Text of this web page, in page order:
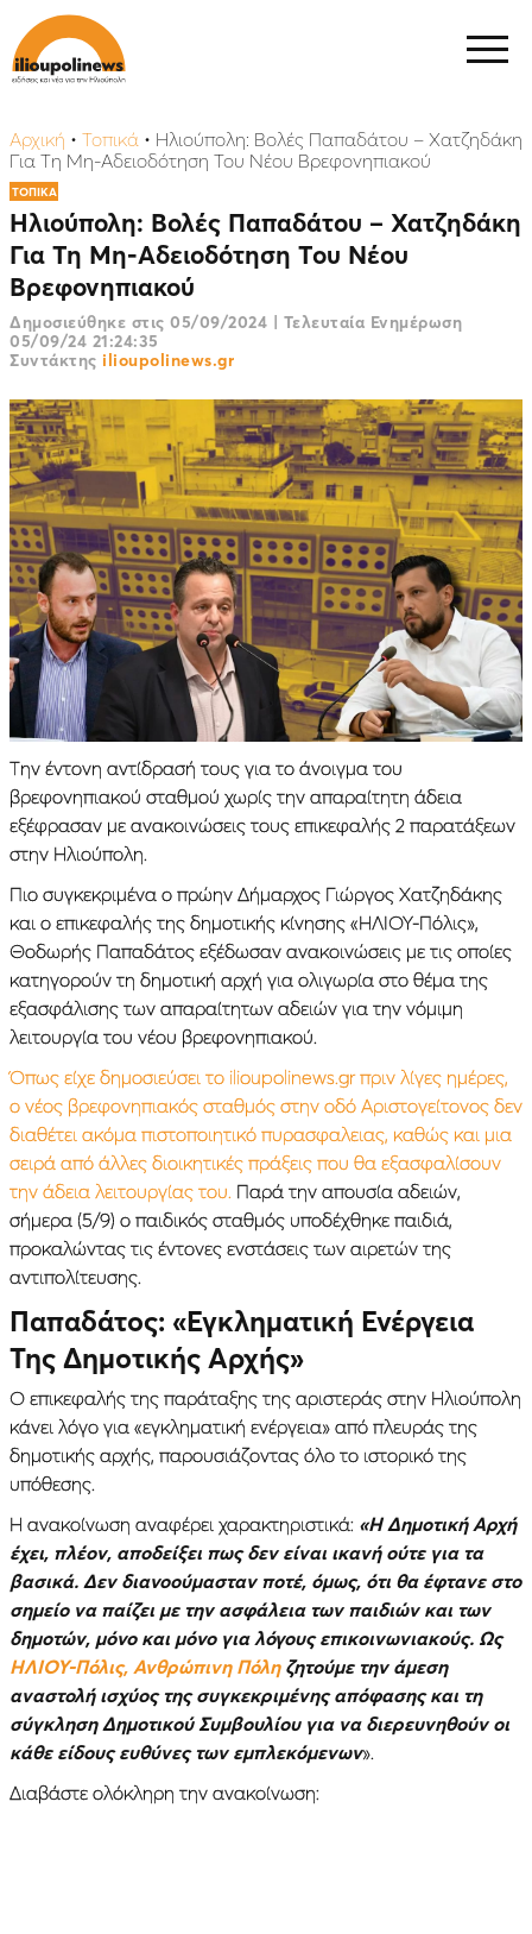
Αρχική • Τοπικά • Ηλιούπολη: Βολές Παπαδάτου – Χατζηδάκη
Για Τη Μη-Αδειοδότηση Του Νέου Βρεφονηπιακού
ΤΟΠΙΚΑ
Ηλιούπολη: Βολές Παπαδάτου – Χατζηδάκη
Για Τη Μη-Αδειοδότηση Του Νέου
Βρεφονηπιακού
Δημοσιεύθηκε στις 05/09/2024 | Τελευταία Ενημέρωση
05/09/24 21:24:35
Συντάκτης ilioupolinews.gr
Την έντονη αντίδρασή τους για το άνοιγμα του
βρεφονηπιακού σταθμού χωρίς την απαραίτητη άδεια
εξέφρασαν με ανακοινώσεις τους επικεφαλής 2 παρατάξεων
στην Ηλιούπολη.
Πιο συγκεκριμένα ο πρώην Δήμαρχος Γιώργος Χατζηδάκης
και ο επικεφαλής της δημοτικής κίνησης «ΗΛΙΟΥ-Πόλις»,
Θοδωρής Παπαδάτος εξέδωσαν ανακοινώσεις με τις οποίες
κατηγορούν τη δημοτική αρχή για ολιγωρία στο θέμα της
εξασφάλισης των απαραίτητων αδειών για την νόμιμη
λειτουργία του νέου βρεφονηπιακού.
Όπως είχε δημοσιεύσει το ilioupolinews.gr πριν λίγες ημέρες,
ο νέος βρεφονηπιακός σταθμός στην οδό Αριστογείτονος δεν
διαθέτει ακόμα πιστοποιητικό πυρασφαλειας, καθώς και μια
σειρά από άλλες διοικητικές πράξεις που θα εξασφαλίσουν
την άδεια λειτουργίας του. Παρά την απουσία αδειών,
σήμερα (5/9) ο παιδικός σταθμός υποδέχθηκε παιδιά,
προκαλώντας τις έντονες ενστάσεις των αιρετών της
αντιπολίτευσης.
Παπαδάτος: «Εγκληματική Ενέργεια
Της Δημοτικής Αρχής»
Ο επικεφαλής της παράταξης της αριστεράς στην Ηλιούπολη
κάνει λόγο για «εγκληματική ενέργεια» από πλευράς της
δημοτικής αρχής, παρουσιάζοντας όλο το ιστορικό της
υπόθεσης.
Η ανακοίνωση αναφέρει χαρακτηριστικά: «Η Δημοτική Αρχή
έχει, πλέον, αποδείξει πως δεν είναι ικανή ούτε για τα
βασικά. Δεν διανοούμασταν ποτέ, όμως, ότι θα έφτανε στο
σημείο να παίζει με την ασφάλεια των παιδιών και των
δημοτών, μόνο και μόνο για λόγους επικοινωνιακούς. Ως
ΗΛΙΟΥ-Πόλις, Ανθρώπινη Πόληζητούμε την άμεση
αναστολή ισχύος της συγκεκριμένης απόφασης και τη
σύγκληση Δημοτικού Συμβουλίου για να διερευνηθούν οι
κάθε είδους ευθύνες των εμπλεκόμενων».
Διαβάστε ολόκληρη την ανακοίνωση: